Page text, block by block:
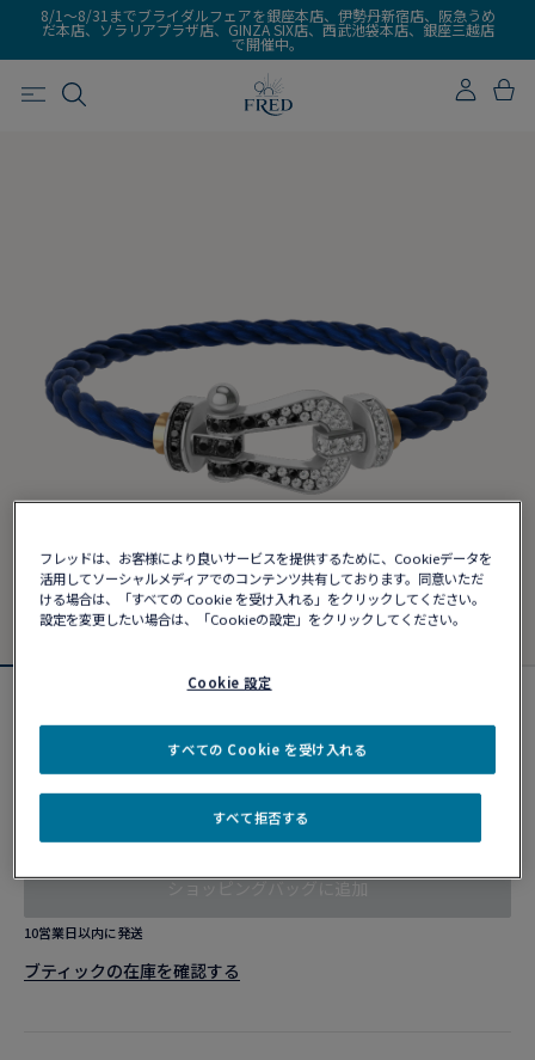
8/1～8/31までブライダルフェアを銀座本店、伊勢丹新宿店、阪急うめ
だ本店、ソラリアプラザ店、GINZA SIX店、西武池袋本店、銀座三越店
で開催中。
フォース10ブレスレット
カスタマイズ
ショッピングバッグに追加
10営業日以内に発送
ブティックの在庫を確認する​
フレッドは、お客様により良いサービスを提供するために、Cookieデータを
活用してソーシャルメディアでのコンテンツ共有しております。同意いただ
ける場合は、「すべての Cookie を受け入れる」をクリックしてください。
設定を変更したい場合は、「Cookieの設定」をクリックしてください。
Cookie 設定
すべて拒否する
すべての Cookie を受け入れる